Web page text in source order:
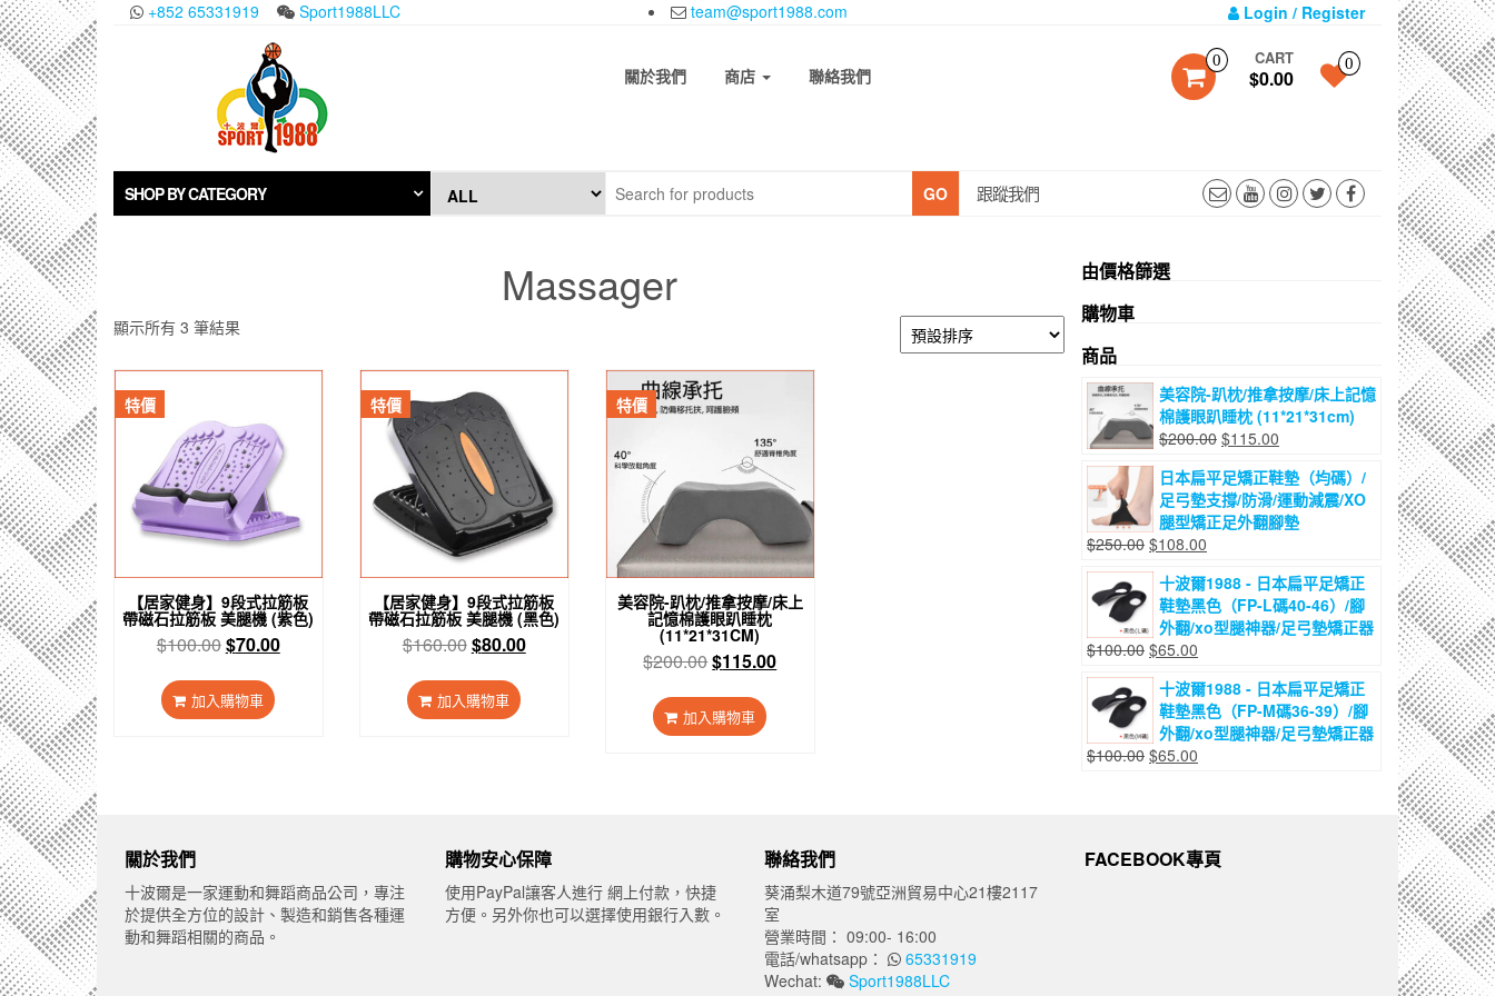
Skip
to
the
content
+852 65331919 Sport1988LLC team@sport1988.com Login / Register
0 CART
$0.00
0
關於我們 商店 聯絡我們
SHOP BY CATEGORY GO 跟蹤我們
Massager
顯示所有 3 筆結果
特價
【居家健身】9段式拉筋板
帶磁石拉筋板 美腿機 (紫色)
$100.00原
價
格：
$70.00目
加入購物車
特價
【居家健身】9段式拉筋板
帶磁石拉筋板 美腿機 (黑色)
$160.00原
價
格：
$80.00目
加入購物車
特價
美容院-趴枕/推拿按摩/床上
記憶棉護眼趴睡枕
(11*21*31CM)
$200.00原
價
格：
$115.00目
加入購物車
由價格篩選
購物車
商品
美容院-趴枕/推拿按摩/床上記憶
棉護眼趴睡枕 (11*21*31cm)
$200.00 原
價
格：
$200.00。
$115.00
價
格：
$115.00。
日本扁平足矯正鞋墊（均碼）/
足弓墊支撐/防滑/運動減震/XO
腿型矯正足外翻腳墊
$250.00 原
價
格：
$250.00。
$108.00
價
格：
$108.00。
十波爾1988 - 日本扁平足矯正
鞋墊黑色（FP-L碼40-46）/腳
外翻/xo型腿神器/足弓墊矯正器
$100.00 原
價
格：
$100.00。
$65.00
價
格：
$65.00。
十波爾1988 - 日本扁平足矯正
鞋墊黑色（FP-M碼36-39）/腳
外翻/xo型腿神器/足弓墊矯正器
$100.00 原
$65.00
關於我們
十波爾是一家運動和舞蹈商品公司，專注
於提供全方位的設計、製造和銷售各種運
動和舞蹈相關的商品。
購物安心保障
使用PayPal讓客人進行 網上付款，快捷
方便。另外你也可以選擇使用銀行入數。
聯絡我們
葵涌梨木道79號亞洲貿易中心21樓2117
室
營業時間： 09:00- 16:00
電話/whatsapp：
65331919
Wechat:
Sport1988LLC
FACEBOOK專頁